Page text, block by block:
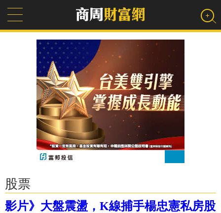
股票
影片》大盤震盪，K線捕手楊忠憲私房股